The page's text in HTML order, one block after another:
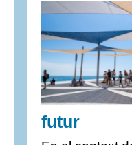
futur